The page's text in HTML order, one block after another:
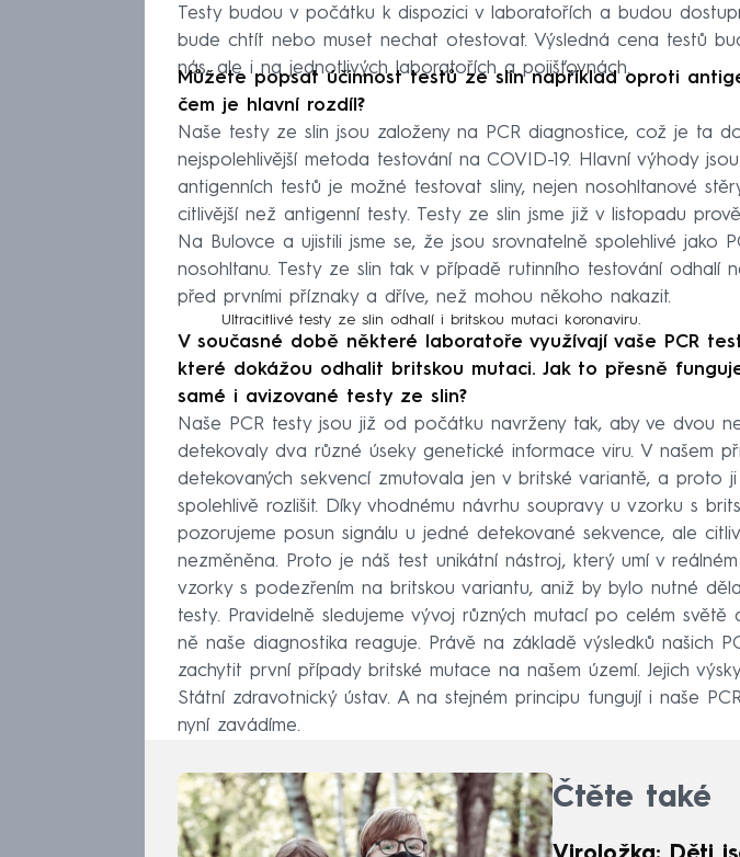
Testy budou v počátku k dispozici v laboratořích a budou
bude chtít nebo muset nechat otestovat. Výsledná cena testů
nás, ale i na jednotlivých laboratořích a pojišťovnách.
Můžete popsat účinnost testů ze slin například oproti
čem je hlavní rozdíl?
Naše testy ze slin jsou založeny na PCR diagnostice, což je ta
nejspolehlivější metoda testování na COVID-19. Hlavní výhody
antigenních testů je možné testovat sliny, nejen nosohltanové
citlivější než antigenní testy. Testy ze slin jsme již v listopadu
Na Bulovce a ujistili jsme se, že jsou srovnatelně spolehlivé jako
nosohltanu. Testy ze slin tak v případě rutinního testování odhalí
před prvními příznaky a dříve, než mohou někoho nakazit.
Ultracitlivé testy ze slin odhalí i britskou mutaci koronaviru.
V současné době některé laboratoře využívají vaše PCR
které dokážou odhalit britskou mutaci. Jak to přesně
samé i avizované testy ze slin?
Naše PCR testy jsou již od počátku navrženy tak, aby ve dvou
detekovaly dva různé úseky genetické informace viru. V našem
detekovaných sekvencí zmutovala jen v britské variantě, a proto
spolehlivě rozlišit. Díky vhodnému návrhu soupravy u vzorku s
pozorujeme posun signálu u jedné detekované sekvence, ale
nezměněna. Proto je náš test unikátní nástroj, který umí v
vzorky s podezřením na britskou variantu, aniž by bylo nutné
testy. Pravidelně sledujeme vývoj různých mutací po celém světě
ně naše diagnostika reaguje. Právě na základě výsledků našich
zachytit první případy britské mutace na našem území. Jejich
Státní zdravotnický ústav. A na stejném principu fungují i naše
nyní zavádíme.
Čtěte také